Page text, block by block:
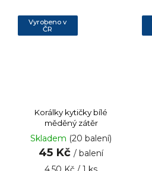
Vyrobeno v
ČR
Korálky kytičky bílé
měděný zátěr
Skladem (20 balení)
45 Kč / balení